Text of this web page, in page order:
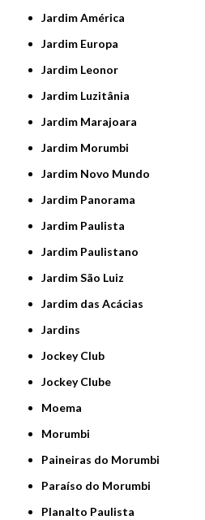
Jardim América
Jardim Europa
Jardim Leonor
Jardim Luzitânia
Jardim Marajoara
Jardim Morumbi
Jardim Novo Mundo
Jardim Panorama
Jardim Paulista
Jardim Paulistano
Jardim São Luiz
Jardim das Acácias
Jardins
Jockey Club
Jockey Clube
Moema
Morumbi
Paineiras do Morumbi
Paraíso do Morumbi
Planalto Paulista